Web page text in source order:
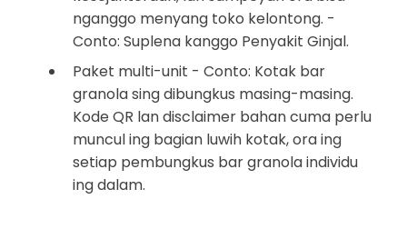
nganggo menyang toko kelontong. -
Conto: Suplena kanggo Penyakit Ginjal.
Paket multi-unit - Conto: Kotak bar
granola sing dibungkus masing-masing.
Kode QR lan disclaimer bahan cuma perlu
muncul ing bagian luwih kotak, ora ing
setiap pembungkus bar granola individu
ing dalam.